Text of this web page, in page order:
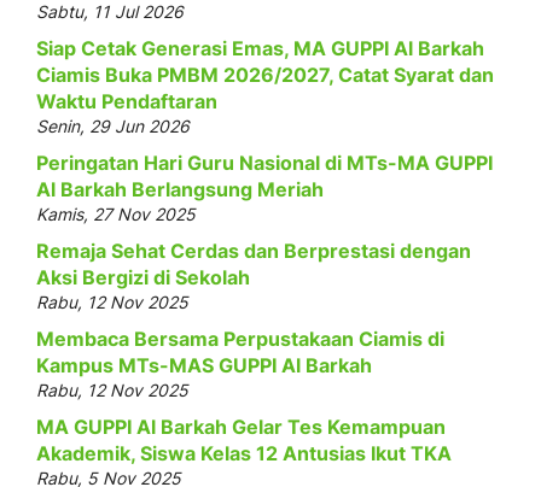
Sabtu, 11 Jul 2026
Siap Cetak Generasi Emas, MA GUPPI Al Barkah
Ciamis Buka PMBM 2026/2027, Catat Syarat dan
Waktu Pendaftaran
Senin, 29 Jun 2026
Peringatan Hari Guru Nasional di MTs-MA GUPPI
Al Barkah Berlangsung Meriah
Kamis, 27 Nov 2025
Remaja Sehat Cerdas dan Berprestasi dengan
Aksi Bergizi di Sekolah
Rabu, 12 Nov 2025
Membaca Bersama Perpustakaan Ciamis di
Kampus MTs-MAS GUPPI Al Barkah
Rabu, 12 Nov 2025
MA GUPPI Al Barkah Gelar Tes Kemampuan
Akademik, Siswa Kelas 12 Antusias Ikut TKA
Rabu, 5 Nov 2025